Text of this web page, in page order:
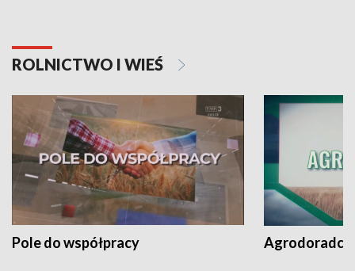
ROLNICTWO I WIEŚ
Pole do współpracy Agrodoradcy